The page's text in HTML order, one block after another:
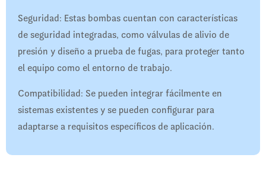
Seguridad: Estas bombas cuentan con características
de seguridad integradas, como válvulas de alivio de
presión y diseño a prueba de fugas, para proteger tanto
el equipo como el entorno de trabajo.
Compatibilidad: Se pueden integrar fácilmente en
sistemas existentes y se pueden configurar para
adaptarse a requisitos específicos de aplicación.